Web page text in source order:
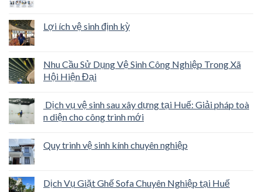
Lợi ích vệ sinh định kỳ
Nhu Cầu Sử Dụng Vệ Sinh Công Nghiệp Trong Xã
Hội Hiện Đại
Dịch vụ vệ sinh sau xây dựng tại Huế: Giải pháp toà
n diện cho công trình mới
Quy trình vệ sinh kính chuyên nghiệp
Dịch Vụ Giặt Ghế Sofa Chuyên Nghiệp tại Huế